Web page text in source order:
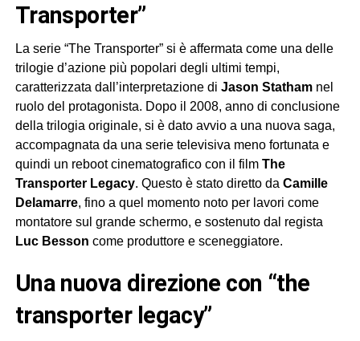
Transporter”
La serie “The Transporter” si è affermata come una delle
trilogie d’azione più popolari degli ultimi tempi,
caratterizzata dall’interpretazione di Jason Stathamnel
ruolo del protagonista. Dopo il 2008, anno di conclusione
della trilogia originale, si è dato avvio a una nuova saga,
accompagnata da una serie televisiva meno fortunata e
quindi un reboot cinematografico con il film The
Transporter Legacy. Questo è stato diretto da Camille
Delamarre, fino a quel momento noto per lavori come
montatore sul grande schermo, e sostenuto dal regista
Luc Besson come produttore e sceneggiatore.
una nuova direzione con “the
transporter legacy”